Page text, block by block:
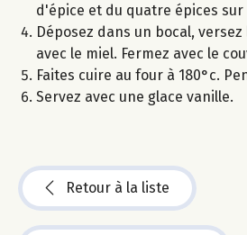
d'épice et du quatre épices
Déposez dans un bocal,
avec le miel. Fermez avec le
Faites cuire au four à 180°c.
Servez avec une glace vanille.
Retour à la liste